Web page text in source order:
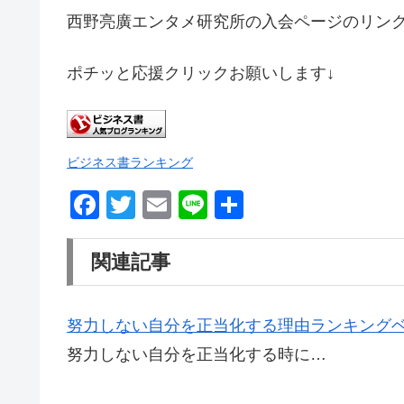
西野亮廣エンタメ研究所の入会ページのリン
ポチッと応援クリックお願いします↓
ビジネス書ランキング
F
a
c
e
b
o
T
wi
tt
er
E
m
Li
n
有
関連記事
努力しない自分を正当化する理由ランキング
努力しない自分を正当化する時に…